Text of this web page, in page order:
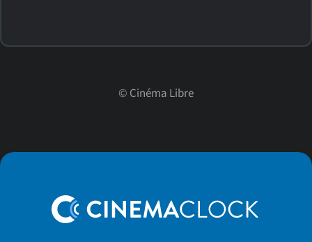
© Cinéma Libre